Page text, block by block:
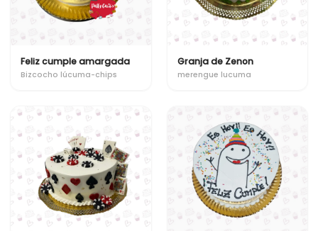
Feliz cumple amargada
Bizcocho lúcuma-chips
Granja de Zenon
merengue lucuma